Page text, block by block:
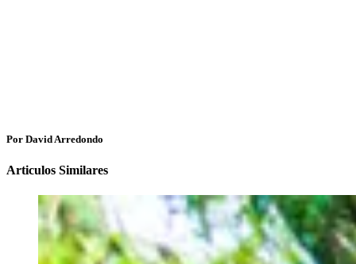
Por David Arredondo
Articulos Similares